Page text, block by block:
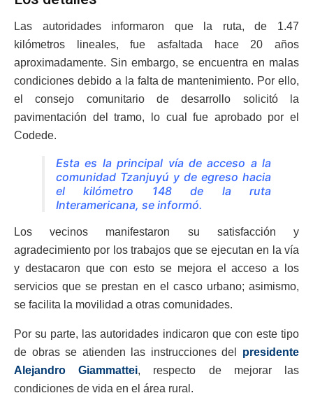
Las autoridades informaron que la ruta, de 1.47
kilómetros lineales, fue asfaltada hace 20 años
aproximadamente. Sin embargo, se encuentra en malas
condiciones debido a la falta de mantenimiento. Por ello,
el consejo comunitario de desarrollo solicitó la
pavimentación del tramo, lo cual fue aprobado por el
Codede.
Esta es la principal vía de acceso a la
comunidad Tzanjuyú y de egreso hacia
el kilómetro 148 de la ruta
Interamericana, se informó.
Los vecinos manifestaron su satisfacción y
agradecimiento por los trabajos que se ejecutan en la vía
y destacaron que con esto se mejora el acceso a los
servicios que se prestan en el casco urbano; asimismo,
se facilita la movilidad a otras comunidades.
Por su parte, las autoridades indicaron que con este tipo
de obras se atienden las instrucciones del
presidente
Alejandro Giammattei, respecto de mejorar las
condiciones de vida en el área rural.